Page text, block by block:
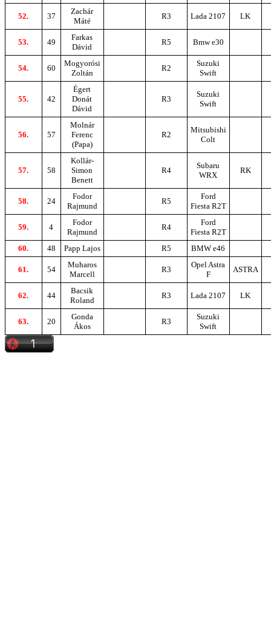
52. 37
Zachár
Máté
R3 Lada 2107 LK
53. 49
Farkas
Dávid
R5 Bmw e30
54. 60
Mogyorósi
Zoltán
R2
Suzuki
Swift
55. 42
Égert
Donát
Dávid
R3
Suzuki
Swift
56. 57
Molnár
Ferenc
(Papa)
R2
Mitsubishi
Colt
57. 58
Kollár-
Simon
Benett
R4
Subaru
WRX
RK
58. 24
Fodor
Rajmund
R5
Ford
Fiesta R2T
59. 4
Fodor
Rajmund
R4
Ford
Fiesta R2T
60.
48 Papp Lajos R5 BMW e46
61. 54
Muharos
Marcell
R3
Opel Astra
F
ASTRA
62. 44
Bacsik
Roland
R3 Lada 2107 LK
63. 20
Gonda
Ákos
R3
Suzuki
Swift